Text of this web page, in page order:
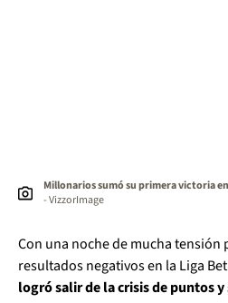
Millonarios sumó su primera victoria
- VizzorImage
Con una noche de mucha tensión
resultados negativos en la Liga
logró salir de la crisis de puntos